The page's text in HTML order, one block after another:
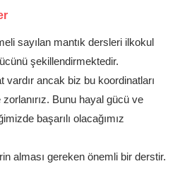
sayılan mantık dersleri ilkokul
şekillendirmektedir.
ancak biz bu koordinatları
Bunu hayal gücü ve
başarılı olacağımız
alması gereken önemli bir derstir.